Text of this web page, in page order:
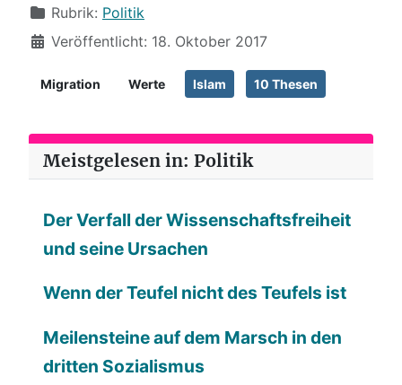
DetailsRubrik: Politik
Veröffentlicht: 18. Oktober 2017
Migration Werte Islam 10 Thesen
Meistgelesen in: Politik
Der Verfall der Wissenschaftsfreiheit
und seine Ursachen
Wenn der Teufel nicht des Teufels ist
Meilensteine auf dem Marsch in den
dritten Sozialismus